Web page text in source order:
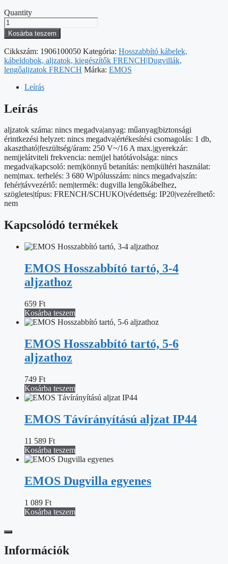
Quantity
EMOS
Dugvilla
90°-
os
mennyiség
Kosárba teszem
Cikkszám: 1906100050 Kategória: Hosszabbító kábelek,
kábeldobok, aljzatok, kiegészítők FRENCH|Dugvillák,
lengőaljzatok FRENCH Márka: EMOS
Leírás
Leírás
aljzatok száma: nincs megadva|anyag: műanyag|biztonsági
érintkezési helyzet: nincs megadva|értékesítési csomagolás: 1 db,
akasztható|feszültség/áram: 250 V~/16 A max.|gyerekzár:
nem|jelátviteli frekvencia: nem|jel hatótávolsága: nincs
megadva|kapcsoló: nem|könnyű betanítás: nem|kültéri használat:
nem|max. terhelés: 3 680 W|pólusszám: nincs megadva|szín:
fehér|távvezérlő: nem|termék: dugvilla lengőkábelhez,
szögletes|típus: FRENCH/SCHUKO|védettség: IP20|vezérelhető:
nem
Kapcsolódó termékek
EMOS Hosszabbító tartó, 3-4
aljzathoz
659 Ft
Kosárba teszem
EMOS Hosszabbító tartó, 5-6
aljzathoz
749 Ft
Kosárba teszem
EMOS Távírányítású aljzat IP44
11 589 Ft
Kosárba teszem
EMOS Dugvilla egyenes
1 089 Ft
Kosárba teszem
Információk